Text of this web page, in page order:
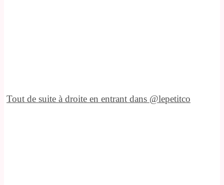
Tout de suite à droite en entrant dans @lepetitco